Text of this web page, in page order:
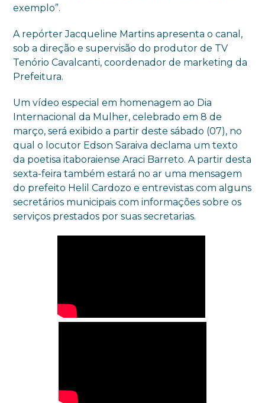
exemplo”.
A repórter Jacqueline Martins apresenta o canal,
sob a direção e supervisão do produtor de TV
Tenório Cavalcanti, coordenador de marketing da
Prefeitura.
Um vídeo especial em homenagem ao Dia
Internacional da Mulher, celebrado em 8 de
março, será exibido a partir deste sábado (07), no
qual o locutor Edson Saraiva declama um texto
da poetisa itaboraiense Araci Barreto. A partir desta
sexta-feira também estará no ar uma mensagem
do prefeito Helil Cardozo e entrevistas com alguns
secretários municipais com informações sobre os
serviços prestados por suas secretarias.